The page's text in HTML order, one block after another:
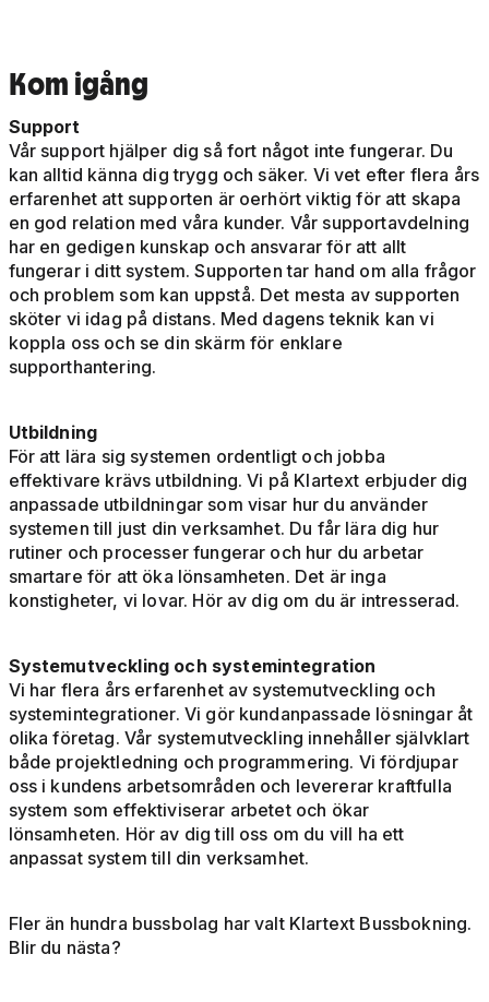
Kom igång
Support
Vår support hjälper dig så fort något inte fungerar. Du
kan alltid känna dig trygg och säker. Vi vet efter flera års
erfarenhet att supporten är oerhört viktig för att skapa
en god relation med våra kunder. Vår supportavdelning
har en gedigen kunskap och ansvarar för att allt
fungerar i ditt system. Supporten tar hand om alla frågor
och problem som kan uppstå. Det mesta av supporten
sköter vi idag på distans. Med dagens teknik kan vi
koppla oss och se din skärm för enklare
supporthantering.
Utbildning
För att lära sig systemen ordentligt och jobba
effektivare krävs utbildning. Vi på Klartext erbjuder dig
anpassade utbildningar som visar hur du använder
systemen till just din verksamhet. Du får lära dig hur
rutiner och processer fungerar och hur du arbetar
smartare för att öka lönsamheten. Det är inga
konstigheter, vi lovar. Hör av dig om du är intresserad.
Systemutveckling och systemintegration
Vi har flera års erfarenhet av systemutveckling och
systemintegrationer. Vi gör kundanpassade lösningar åt
olika företag. Vår systemutveckling innehåller självklart
både projektledning och programmering. Vi fördjupar
oss i kundens arbetsområden och levererar kraftfulla
system som effektiviserar arbetet och ökar
lönsamheten. Hör av dig till oss om du vill ha ett
anpassat system till din verksamhet.
Fler än hundra bussbolag har valt Klartext Bussbokning.
Blir du nästa?